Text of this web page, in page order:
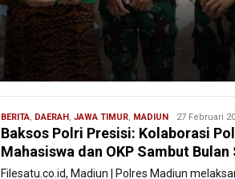
BERITA, DAERAH, JAWA TIMUR, MADIUN Filesatu
27 Februari
Baksos Polri Presisi: Kolaborasi
Mahasiswa dan OKP Sambut Bulan
Filesatu.co.id, Madiun | Polres Madiun